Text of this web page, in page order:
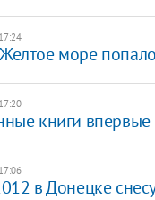
море
книги
в Донецке